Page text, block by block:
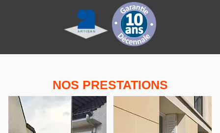
NOS PRESTATIONS